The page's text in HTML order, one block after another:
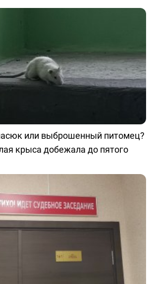
или выброшенный питомец?
крыса добежала до пятого